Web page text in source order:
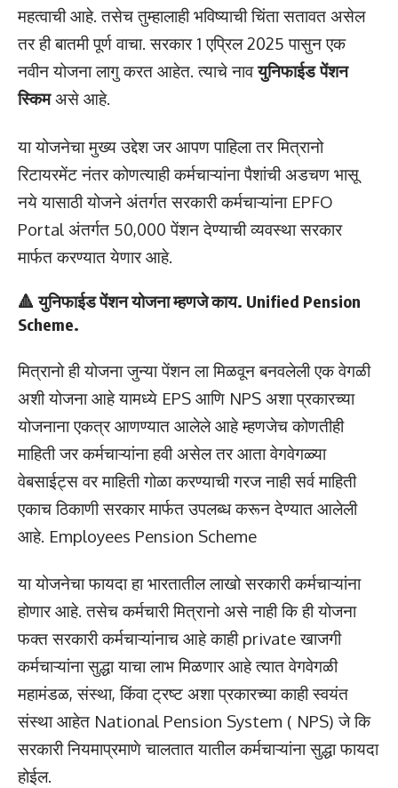
महत्वाची आहे. तसेच तुम्हालाही भविष्याची चिंता सतावत असेल
तर ही बातमी पूर्ण वाचा. सरकार 1 एप्रिल 2025 पासुन एक
नवीन योजना लागु करत आहेत. त्याचे नावयुनिफाईड पेंशन
स्किमअसे आहे.
या योजनेचा मुख्य उद्देश जर आपण पाहिला तर मित्रानो
रिटायरमेंट नंतर कोणत्याही कर्मचाऱ्यांना पैशांची अडचण भासू
नये यासाठी योजने अंतर्गत सरकारी कर्मचाऱ्यांना EPFO
Portal अंतर्गत 50,000 पेंशन देण्याची व्यवस्था सरकार
मार्फत करण्यात येणार आहे.
🔺 युनिफाईड पेंशन योजना म्हणजे काय. Unified Pension
Scheme.
मित्रानो ही योजना जुन्या पेंशन ला मिळवून बनवलेली एक वेगळी
अशी योजना आहे यामध्ये EPS आणि NPS अशा प्रकारच्या
योजनाना एकत्र आणण्यात आलेले आहे म्हणजेच कोणतीही
माहिती जर कर्मचाऱ्यांना हवी असेल तर आता वेगवेगळ्या
वेबसाईट्स वर माहिती गोळा करण्याची गरज नाही सर्व माहिती
एकाच ठिकाणी सरकार मार्फत उपलब्ध करून देण्यात आलेली
आहे. Employees Pension Scheme
या योजनेचा फायदा हा भारतातील लाखो सरकारी कर्मचाऱ्यांना
होणार आहे. तसेच कर्मचारी मित्रानो असे नाही कि ही योजना
फक्त सरकारी कर्मचाऱ्यांनाच आहे काही private खाजगी
कर्मचाऱ्यांना सुद्धा याचा लाभ मिळणार आहे त्यात वेगवेगळी
महामंडळ, संस्था, किंवा ट्रष्ट अशा प्रकारच्या काही स्वयंत
संस्था आहेत National Pension System ( NPS) जे कि
सरकारी नियमाप्रमाणे चालतात यातील कर्मचाऱ्यांना सुद्धा फायदा
होईल.